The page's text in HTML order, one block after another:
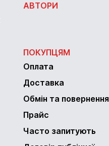
АВТОРИ
ПОКУПЦЯМ
Оплата
Доставка
Обмін та повернення
Прайс
Часто запитують